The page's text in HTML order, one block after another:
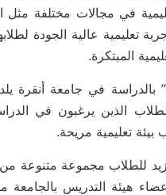
في مجالات مختلفة مثل
تعليمية عالية الجودة
المبتكرة.
في جامعة أنقرة
الذين يرغبون في
بيئة تعليمية مريحة.
للطلاب مجموعة متنوعة من
هيئة التدريس